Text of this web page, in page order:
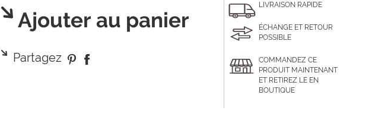
Ajouter au panier
Partagez
LIVRAISON RAPIDE
ÉCHANGE ET RETOUR
POSSIBLE
COMMANDEZ CE
PRODUIT MAINTENANT
ET RETIREZ LE EN
BOUTIQUE